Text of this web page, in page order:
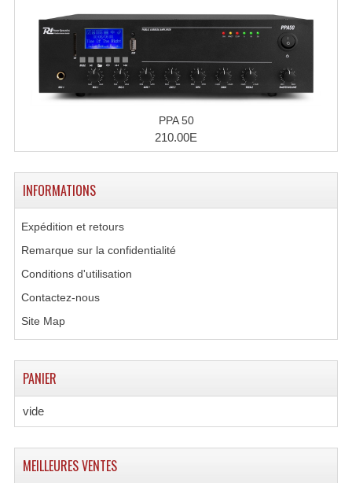
Liquides À Fumée
Liquides À Mousse
Nos Occasions Et Stock B
PPA 50
210.00E
INFORMATIONS
Expédition et retours
Remarque sur la confidentialité
Conditions d'utilisation
Contactez-nous
Site Map
PANIER
vide
MEILLEURES VENTES